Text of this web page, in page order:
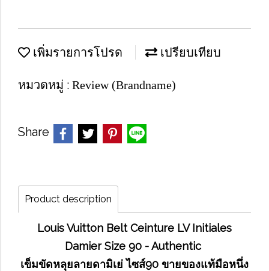
เพิ่มรายการโปรด เปรียบเทียบ
หมวดหมู่ : Review (Brandname)
Share
Product description
Louis Vuitton Belt Ceinture LV Initiales
Damier Size 90 - Authentic
เข็มขัดหลุยลายดามิเย่ ไซส์90 ขายของแท้มือหนึ่ง